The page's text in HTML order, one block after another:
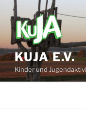
Zum
Inhalt
springen
KUJA E.V.
Kinder und